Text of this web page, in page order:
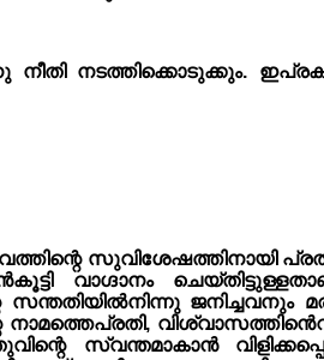
നടത്തിക്കൊടുക്കും.
വാഗ്ദാനം
ജനിച്ചവനും
സ്വന്തമാകാൻ